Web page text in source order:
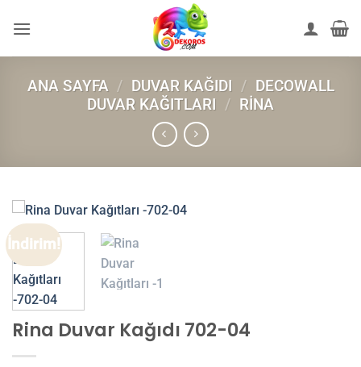
atla
ANA SAYFA / DUVAR KAĞIDI / DECOWALL
DUVAR KAĞITLARI / RINA
İndirim!
Rina Duvar Kağıdı 702-04